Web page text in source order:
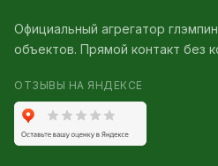
Официальный агрегатор
объектов. Прямой контакт без
ОТЗЫВЫ НА ЯНДЕКСЕ